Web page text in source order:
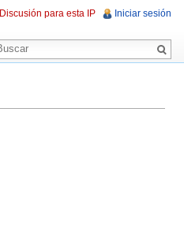
Discusión para esta IP Iniciar sesión